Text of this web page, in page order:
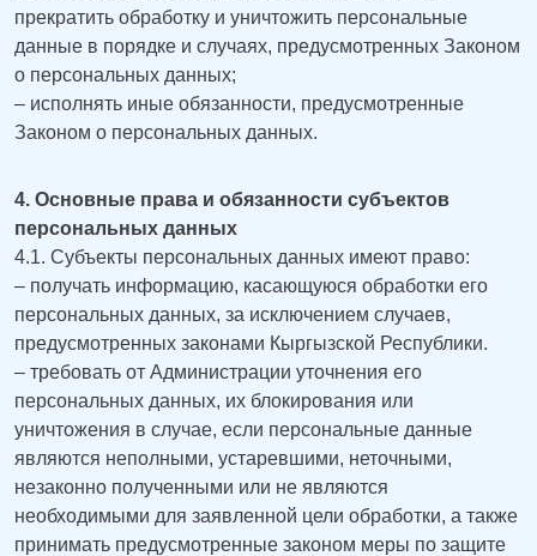
прекратить обработку и уничтожить персональные
данные в порядке и случаях, предусмотренных Законом
о персональных данных;
– исполнять иные обязанности, предусмотренные
Законом о персональных данных.
4. Основные права и обязанности субъектов
персональных данных
4.1. Субъекты персональных данных имеют право:
– получать информацию, касающуюся обработки его
персональных данных, за исключением случаев,
предусмотренных законами Кыргызской Республики.
– требовать от Администрации уточнения его
персональных данных, их блокирования или
уничтожения в случае, если персональные данные
являются неполными, устаревшими, неточными,
незаконно полученными или не являются
необходимыми для заявленной цели обработки, а также
принимать предусмотренные законом меры по защите